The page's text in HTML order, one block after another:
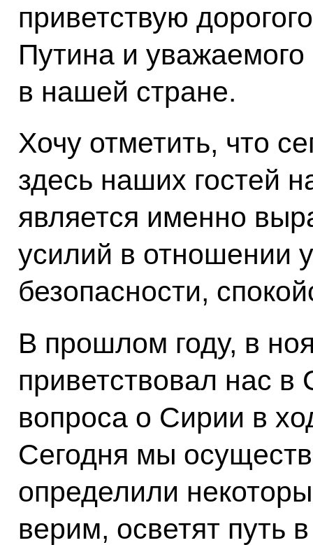
приветствую
Путина и
в нашей стране.
Хочу отметить, что
здесь наших гостей
является именно
усилий в отношении
безопасности,
В прошлом году, в
приветствовал нас
вопроса о Сирии в
Сегодня мы
определили
верим, осветят путь